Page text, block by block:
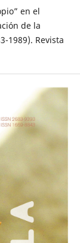
en el
de la
1989). Revista